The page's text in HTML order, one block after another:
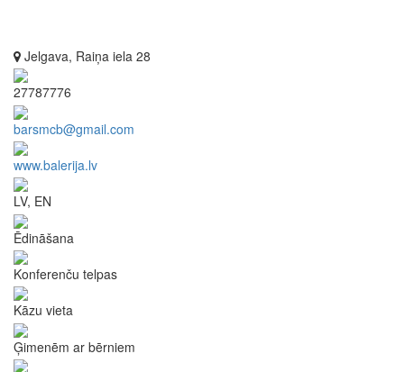
Jelgava, Raiņa iela 28
27787776
barsmcb@gmail.com
www.balerija.lv
LV, EN
Ēdināšana
Konferenču telpas
Kāzu vieta
Ģimenēm ar bērniem